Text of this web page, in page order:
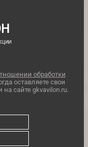
обработки
оставляете свои
сайте gkvavilon.ru.